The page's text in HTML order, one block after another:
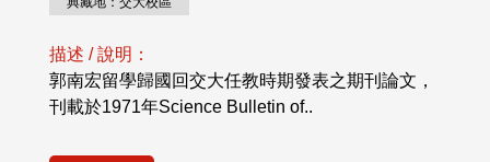
描述 / 說明：
郭南宏留學歸國回交大任教時期發表之期刊論文，
刊載於1971年Science Bulletin of..